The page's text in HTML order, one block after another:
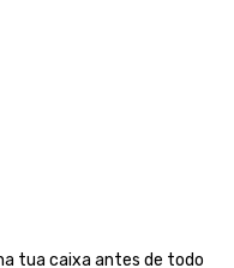
tua caixa antes de todo